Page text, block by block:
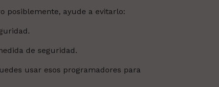
posiblemente, ayude a evitarlo:
de seguridad.
usar esos programadores para